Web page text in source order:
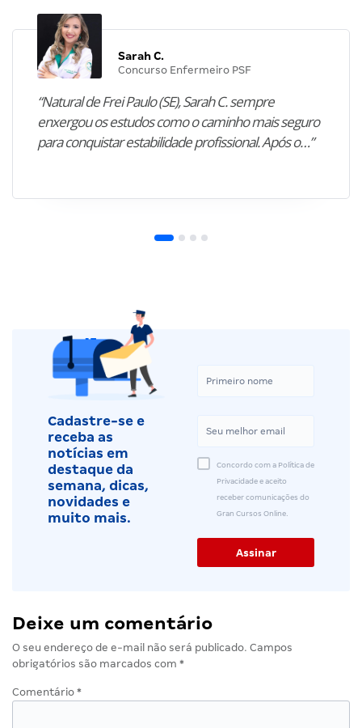
Sarah C.
Concurso Enfermeiro PSF
“Natural de Frei Paulo (SE), Sarah C. sempre
enxergou os estudos como o caminho mais seguro
para conquistar estabilidade profissional. Após o…”
Cadastre-se e
receba as
notícias em
destaque da
semana, dicas,
novidades e
muito mais.
Concordo com a Política de
Privacidade e aceito
receber comunicações do
Gran Cursos Online.
Deixe um comentário
O seu endereço de e-mail não será publicado. Campos
obrigatórios são marcados com *
Comentário *